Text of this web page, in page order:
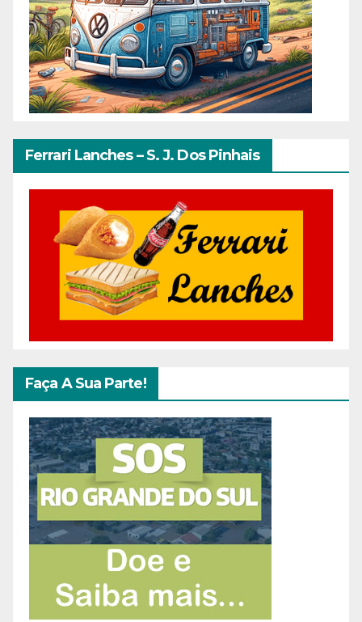
Ferrari Lanches – S. J. Dos Pinhais
Faça A Sua Parte!